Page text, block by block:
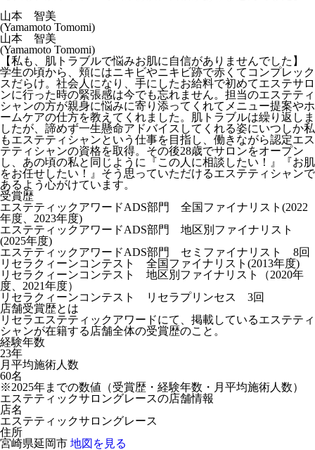
山本 智美
(Yamamoto Tomomi)
山本 智美
(Yamamoto Tomomi)
【私も、肌トラブルで悩みお肌に自信がありませんでした】
学生の頃から、頬にはニキビやニキビ跡で赤くてコンプレック
スだらけ。社会人になり、手にしたお給料で初めてエステサロ
ンに行った時の緊張感は今でも忘れません。担当のエステティ
シャンの方が親身に悩みに寄り添ってくれてメニュー提案やホ
ームケアの仕方を教えてくれました。肌トラブルは繰り返しま
したが、諦めず一生懸命アドバイスしてくれる姿にいつしか私
もエステティシャンという仕事を目指し、働きながら認定エス
テティシャンの資格を取得。その後28歳でサロンをオープン
し、あの頃の私と同じように『この人に相談したい！』『お肌
をお任せしたい！』そう思っていただけるエステティシャンで
あるよう心がけています。
受賞歴
エステティックアワードADS部門 全国ファイナリスト(2022
年度、2023年度)
エステティックアワードADS部門 地区別ファイナリスト
(2025年度)
エステティックアワードADS部門 セミファイナリスト 8回
リセラクィーンコンテスト 全国ファイナリスト(2013年度)
リセラクィーンコンテスト 地区別ファイナリスト（2020年
度、2021年度）
リセラクィーンコンテスト リセラプリンセス 3回
店舗受賞歴とは
リセラエステティックアワードにて、掲載しているエステティ
シャンが在籍する店舗全体の受賞歴のこと。
経験年数
23年
月平均施術人数
60名
※2025年までの数値（受賞歴・経験年数・月平均施術人数）
エステティックサロングレースの店舗情報
店名
エステティックサロングレース
住所
宮崎県延岡市 地図を見る